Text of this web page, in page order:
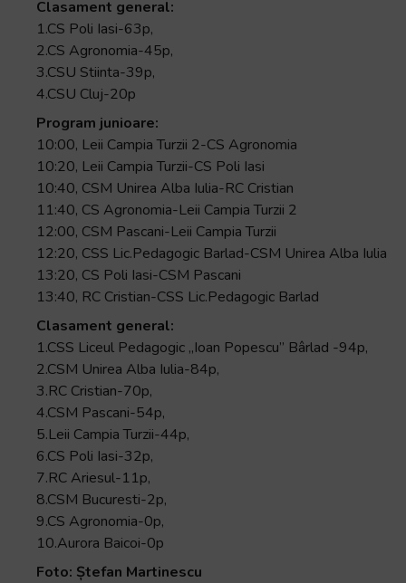
content.
Clasament general:
1.CS Poli Iasi-63p,
2.CS Agronomia-45p,
3.CSU Stiinta-39p,
4.CSU Cluj-20p
Program junioare:
10:00, Leii Campia Turzii 2-CS Agronomia
10:20, Leii Campia Turzii-CS Poli Iasi
10:40, CSM Unirea Alba Iulia-RC Cristian
11:40, CS Agronomia-Leii Campia Turzii 2
12:00, CSM Pascani-Leii Campia Turzii
12:20, CSS Lic.Pedagogic Barlad-CSM Unirea Alba Iulia
13:20, CS Poli Iasi-CSM Pascani
13:40, RC Cristian-CSS Lic.Pedagogic Barlad
Clasament general:
1.CSS Liceul Pedagogic „Ioan Popescu” Bârlad -94p,
2.CSM Unirea Alba Iulia-84p,
3.RC Cristian-70p,
4.CSM Pascani-54p,
5.Leii Campia Turzii-44p,
6.CS Poli Iasi-32p,
7.RC Ariesul-11p,
8.CSM Bucuresti-2p,
9.CS Agronomia-0p,
10.Aurora Baicoi-0p
Foto: Ștefan Martinescu